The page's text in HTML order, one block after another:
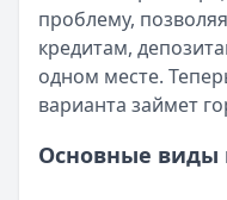
Кратко:Осенью 2025
Опубликовано:4
Категория:Кредиты
Читать новость
Кратко:Ошибка в
проблему,
кредитам,
одном месте.
варианта займет
Основные виды